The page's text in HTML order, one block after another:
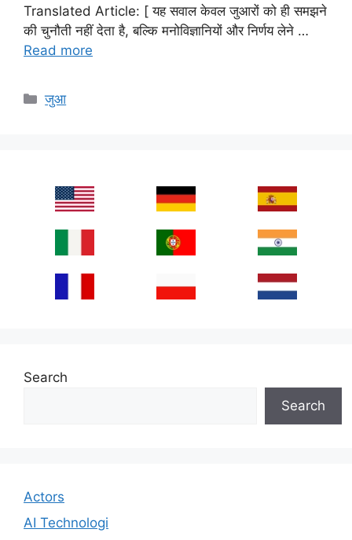
Translated Article: [ यह सवाल केवल जुआरों को ही समझने
की चुनौती नहीं देता है, बल्कि मनोविज्ञानियों और निर्णय लेने …
Read more
Categories
जुआ
Search
Search
Actors
AI Technologi